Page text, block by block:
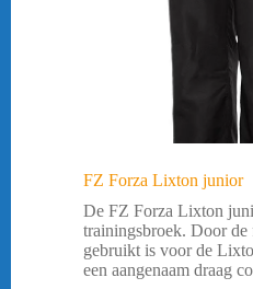
FZ Forza Lixton junior
De FZ Forza Lixton
trainingsbroek. Door
gebruikt is voor de
een aangenaam draag